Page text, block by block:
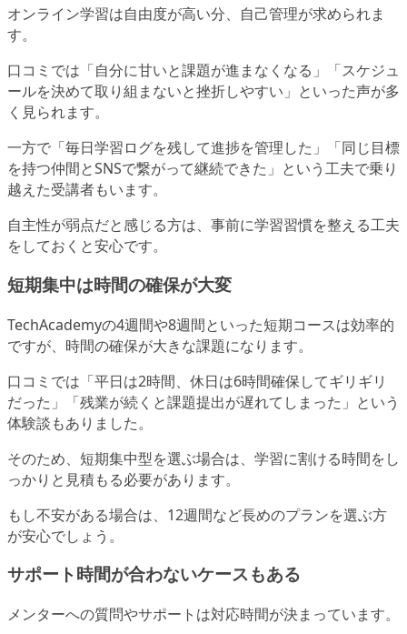
オンライン学習は自由度が高い分、自己管理が求められま
す。
口コミでは「自分に甘いと課題が進まなくなる」「スケジュ
ールを決めて取り組まないと挫折しやすい」といった声が多
く見られます。
一方で「毎日学習ログを残して進捗を管理した」「同じ目標
を持つ仲間とSNSで繋がって継続できた」という工夫で乗り
越えた受講者もいます。
自主性が弱点だと感じる方は、事前に学習習慣を整える工夫
をしておくと安心です。
短期集中は時間の確保が大変
TechAcademyの4週間や8週間といった短期コースは効率的
ですが、時間の確保が大きな課題になります。
口コミでは「平日は2時間、休日は6時間確保してギリギリ
だった」「残業が続くと課題提出が遅れてしまった」という
体験談もありました。
そのため、短期集中型を選ぶ場合は、学習に割ける時間をし
っかりと見積もる必要があります。
もし不安がある場合は、12週間など長めのプランを選ぶ方
が安心でしょう。
サポート時間が合わないケースもある
メンターへの質問やサポートは対応時間が決まっています。